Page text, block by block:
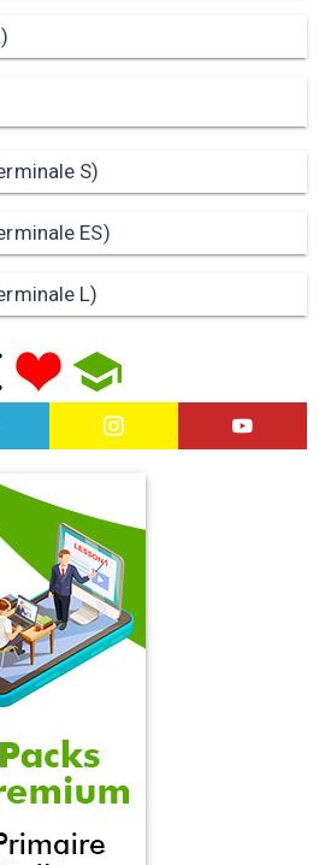
S)
ES)
L)